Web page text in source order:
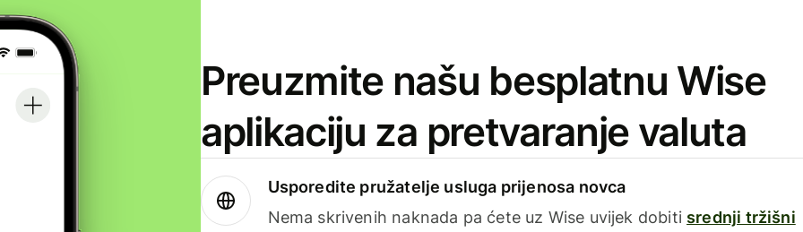
Preuzmite našu besplatnu Wise
aplikaciju za pretvaranje valuta
Usporedite pružatelje usluga prijenosa novca
Nema skrivenih naknada pa ćete uz Wise uvijek dobiti srednji tržišni